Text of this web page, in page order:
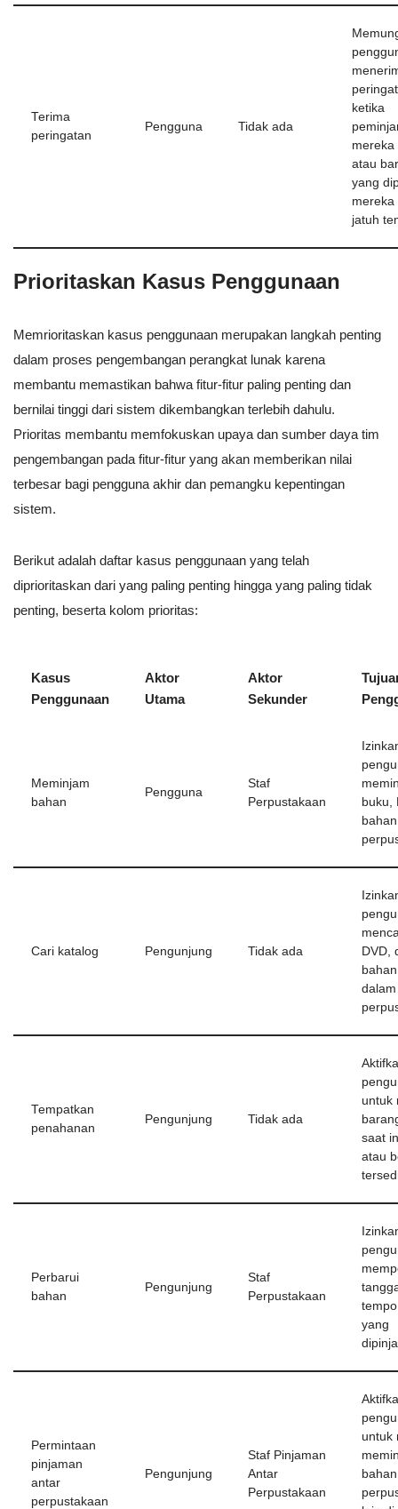
Terima
peringatan
Pengguna Tidak ada
ketika
mereka
atau
yang
mereka
jatuh
Prioritaskan Kasus Penggunaan
Memrioritaskan kasus penggunaan merupakan langkah penting
dalam proses pengembangan perangkat lunak karena
membantu memastikan bahwa fitur-fitur paling penting dan
bernilai tinggi dari sistem dikembangkan terlebih dahulu.
Prioritas membantu memfokuskan upaya dan sumber daya tim
pengembangan pada fitur-fitur yang akan memberikan nilai
terbesar bagi pengguna akhir dan pemangku kepentingan
sistem.
Berikut adalah daftar kasus penggunaan yang telah
diprioritaskan dari yang paling penting hingga yang paling tidak
penting, beserta kolom prioritas:
Kasus
Penggunaan
Aktor
Utama
Aktor
Sekunder
Meminjam
bahan
Pengguna
Staf
Perpustakaan
buku,
Cari katalog Pengunjung Tidak ada
DVD,
Tempatkan
penahanan
Pengunjung Tidak ada
untuk
saat
atau
Perbarui
bahan
Pengunjung
Staf
Perpustakaan
yang
Permintaan
pinjaman
antar
perpustakaan
Pengunjung
Staf Pinjaman
Antar
Perpustakaan
untuk